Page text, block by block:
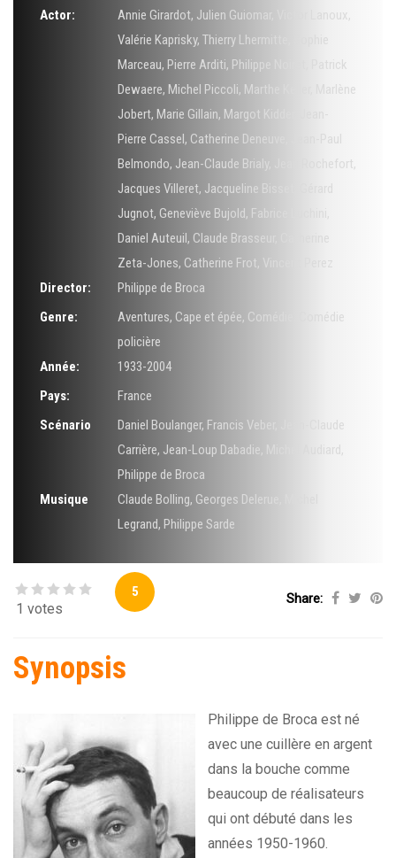
Actor: Annie Girardot, Julien Guiomar Victor Lanoux,
Valérie Kaprisky, Thierry Lhermitte
Marceau, Pierre Arditi, Philippe Noiret
Patrick
Dewaere, Michel Piccoli, Marthe Keller
Marlène
Jobert, Marie Gillain, Margot Kidder
Pierre Cassel, Catherine Deneuve
Jean-Paul
Belmondo, Jean-Claude Brialy Jean Rochefort,
Jacques Villeret, Jacqueline Bisset
Jugnot, Geneviève Bujold, Fabrice Luchini
Daniel Auteuil, Claude Brasseur
Zeta-Jones, Catherine Frot,
Director:
Philippe de Broca
Genre:
Aventures, Cape et épée, Comédie
Comédie
policière
Année:
1933-2004
Pays:
France
Scénario
Daniel Boulanger, Francis Veber
Jean-Claude
Carrière, Jean-Loup Dabadie, Michel Audiard,
Philippe de Broca
Musique
Claude Bolling, Georges Delerue
Legrand, Philippe Sarde
1 votes
5 Share:
Synopsis
Philippe de Broca est né
avec une cuillère en argent
dans la bouche comme
beaucoup de réalisateurs
qui ont débuté dans les
années 1950-1960.